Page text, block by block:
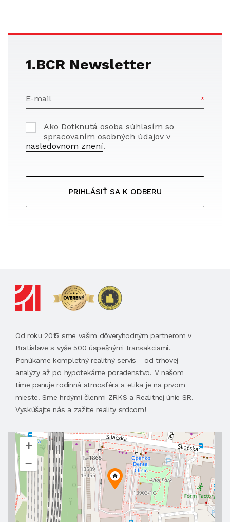
1.BCR Newsletter
E-mail
Ako Dotknutá osoba súhlasím so
spracovaním osobných údajov v
nasledovnom znení.
PRIHLÁSIŤ SA K ODBERU
Od roku 2015 sme vašim dôveryhodným partnerom v
Bratislave s vyše 500 úspešnými transakciami.
Ponúkame kompletný realitný servis - od trhovej
analýzy až po hypotekárne poradenstvo. V našom
tíme panuje rodinná atmosféra a etika je na prvom
mieste. Sme hrdými členmi ZRKS a Realitnej únie SR.
Vyskúšajte nás a zažite reality srdcom!
+
–